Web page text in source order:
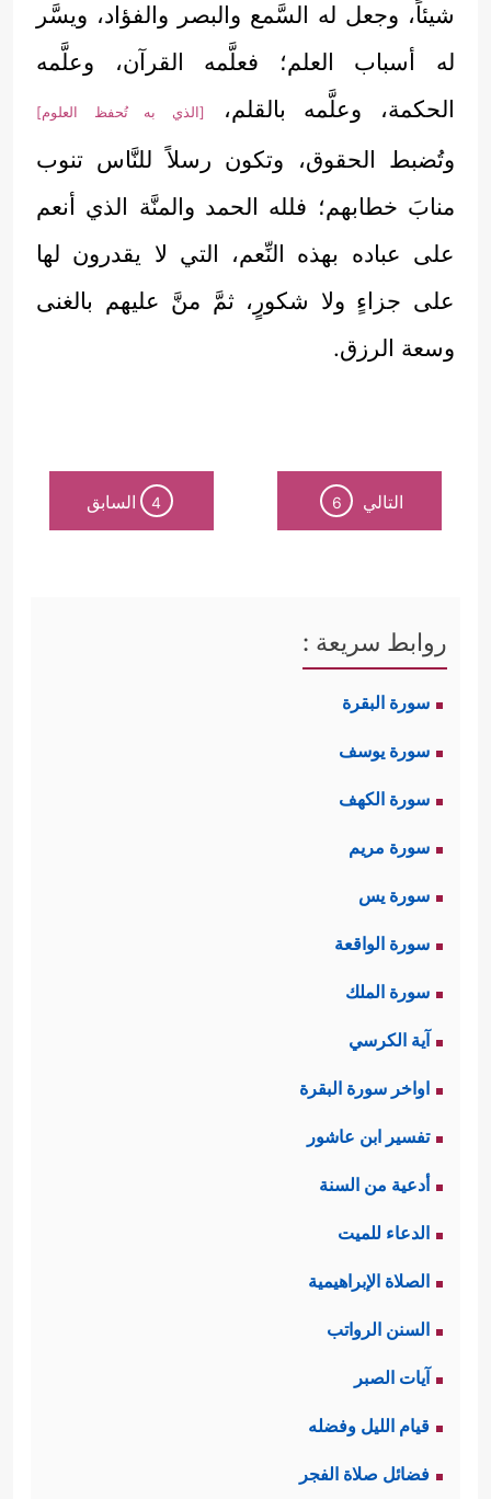
شيئاً، وجعل له السَّمع والبصر والفؤاد، ويسَّر
له أسباب العلم؛ فعلَّمه القرآن، وعلَّمه
الحكمة، وعلَّمه بالقلم،
[الذي به تُحفظ العلوم]
وتُضبط الحقوق، وتكون رسلاً للنَّاس تنوب
منابَ خطابهم؛ فلله الحمد والمنَّة الذي أنعم
على عباده بهذه النِّعم، التي لا يقدرون لها
على جزاءٍ ولا شكورٍ، ثمَّ منَّ عليهم بالغنى
وسعة الرزق.
التالي 6
4 السابق
روابط سريعة :
سورة البقرة
سورة يوسف
سورة الكهف
سورة مريم
سورة يس
سورة الواقعة
سورة الملك
آية الكرسي
اواخر سورة البقرة
تفسير ابن عاشور
أدعية من السنة
الدعاء للميت
الصلاة الإبراهيمية
السنن الرواتب
آيات الصبر
قيام الليل وفضله
فضائل صلاة الفجر